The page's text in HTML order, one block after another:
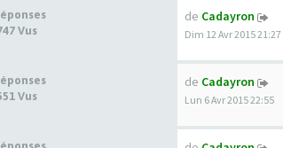
Vus
de Cadayron
Dim 12 Avr 2015 21:27
Vus
de Cadayron
Lun 6 Avr 2015 22:55